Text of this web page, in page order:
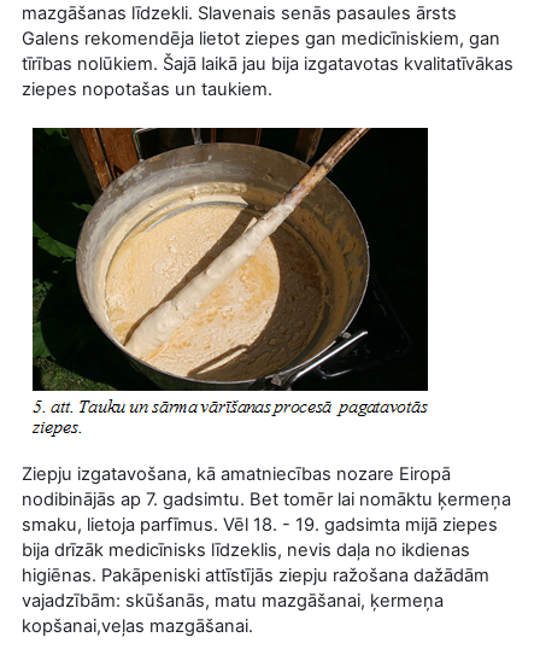
mazgāšanas līdzekli. Slavenais senās pasaules ārsts
Galens rekomendēja lietot ziepes gan medicīniskiem, gan
tīrības nolūkiem. Šajā laikā jau bija izgatavotas kvalitatīvākas
ziepes nopotašas un taukiem.
Ziepju izgatavošana, kā amatniecības nozare Eiropā
nodibinājās ap 7. gadsimtu. Bet tomēr lai nomāktu ķermeņa
smaku, lietoja parfīmus. Vēl 18. - 19. gadsimta mijā ziepes
bija drīzāk medicīnisks līdzeklis, nevis daļa no ikdienas
higiēnas. Pakāpeniski attīstījās ziepju ražošana dažādām
vajadzībām: skūšanās, matu mazgāšanai, ķermeņa
kopšanai,veļas mazgāšanai.